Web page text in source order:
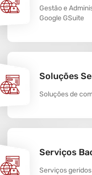
Gestão e
Google GSuite
Soluções
Soluções de
Serviços
Serviços